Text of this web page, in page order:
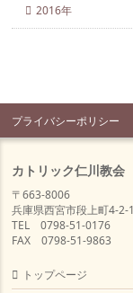
2016年
プライバシーポリシー
カトリック仁川教会
〒663-8006
兵庫県西宮市段上町4-2-
TEL 0798-51-0176
FAX 0798-51-9863
トップページ